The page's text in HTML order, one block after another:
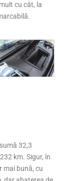
cu cât, la
32,3
km. Sigur, în
mai bună, cu